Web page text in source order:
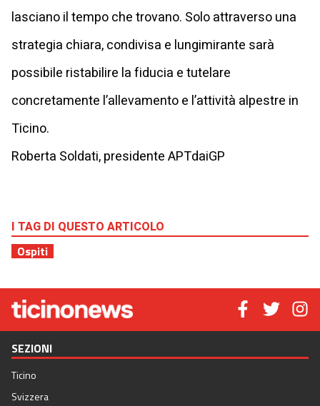
lasciano il tempo che trovano. Solo attraverso una
strategia chiara, condivisa e lungimirante sarà
possibile ristabilire la fiducia e tutelare
concretamente l’allevamento e l’attività alpestre in
Ticino.
Roberta Soldati, presidente APTdaiGP
I TAG DI QUESTO ARTICOLO
Ospiti
SEZIONI
Ticino
Svizzera